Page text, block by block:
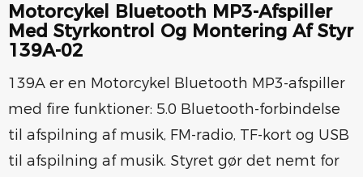
Motorcykel Bluetooth MP3-Afspiller
Med Styrkontrol Og Montering Af Styr
139A-02
139A er en Motorcykel Bluetooth MP3-afspiller
med fire funktioner: 5.0 Bluetooth-forbindelse
til afspilning af musik, FM-radio, TF-kort og USB
til afspilning af musik. Styret gør det nemt for